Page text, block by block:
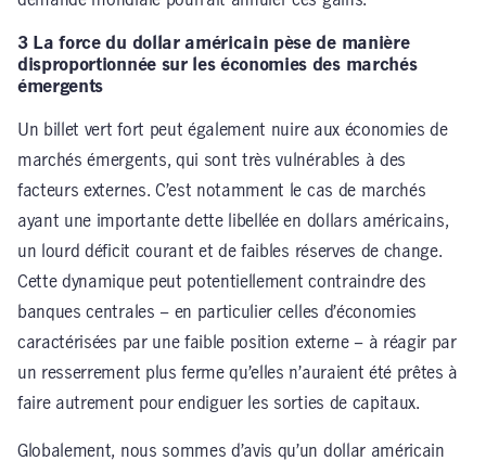
3 La force du dollar américain pèse de manière
disproportionnée sur les économies des marchés
émergents
Un billet vert fort peut également nuire aux économies de
marchés émergents, qui sont très vulnérables à des
facteurs externes. C’est notamment le cas de marchés
ayant une importante dette libellée en dollars américains,
un lourd déficit courant et de faibles réserves de change.
Cette dynamique peut potentiellement contraindre des
banques centrales – en particulier celles d’économies
caractérisées par une faible position externe – à réagir par
un resserrement plus ferme qu’elles n’auraient été prêtes à
faire autrement pour endiguer les sorties de capitaux.
Globalement, nous sommes d’avis qu’un dollar américain